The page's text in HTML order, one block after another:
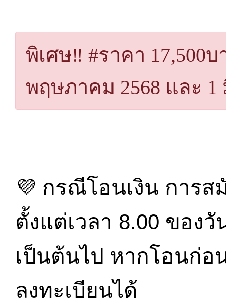
พิเศษ‼️ #ราคา 17,500
พฤษภาคม 2568 และ 1
💜 กรณีโอนเงิน การส
ตั้งแต่เวลา 8.00 ของ
เป็นต้นไป หากโอนก่อ
ลงทะเบียนได้